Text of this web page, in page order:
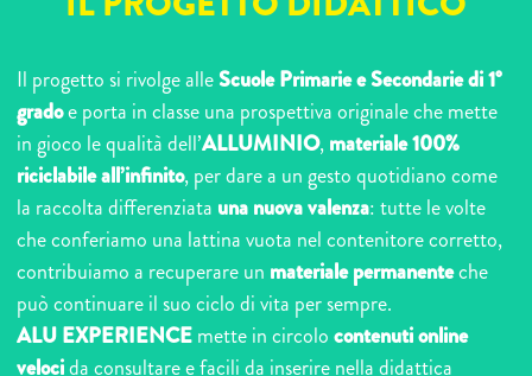
Il progetto si rivolge alleScuole Primarie e Secondarie di 1°
gradoe porta in classe una prospettiva originale che mette
in gioco le qualità dell’ALLUMINIO,materiale 100%
riciclabile all’infinito, per dare a un gesto quotidiano come
la raccolta differenziata una nuova valenza: tutte le volte
che conferiamo una lattina vuota nel contenitore corretto,
contribuiamo a recuperare un materiale permanenteche
può continuare il suo ciclo di vita per sempre.
ALU EXPERIENCEmette in circolocontenuti online
velocida consultare e facili da inserire nella didattica